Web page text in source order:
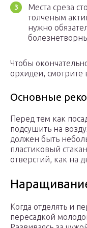
Места среза
толченым
нужно
Чтобы
орхидеи, смотрите
Основные
Перед тем как
подсушить на
должен быть
пластиковый
отверстий, как на
Когда отделять и
пересадкой